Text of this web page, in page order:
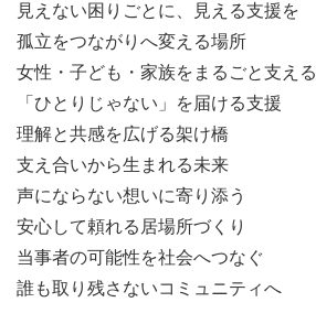
見えない困りごとに、見える支援を
孤立をつながりへ変える場所
女性・子ども・家族をまるごと支える
「ひとりじゃない」を届ける支援
理解と共感を広げる架け橋
支え合いから生まれる未来
声にならない想いに寄り添う
安心して頼れる居場所づくり
当事者の可能性を社会へつなぐ
誰も取り残さないコミュニティへ